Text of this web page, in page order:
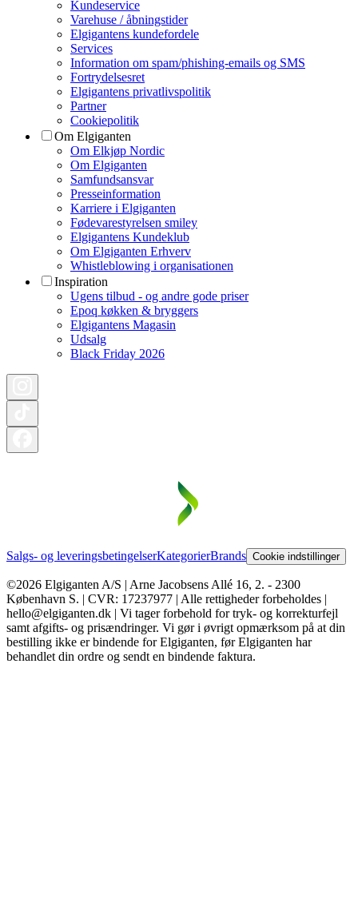
Kundeservice
Varehuse / åbningstider
Elgigantens kundefordele
Services
Information om spam/phishing-emails og SMS
Fortrydelsesret
Elgigantens privatlivspolitik
Partner
Cookiepolitik
Om Elgiganten
Om Elkjøp Nordic
Om Elgiganten
Samfundsansvar
Presseinformation
Karriere i Elgiganten
Fødevarestyrelsen smiley
Elgigantens Kundeklub
Om Elgiganten Erhverv
Whistleblowing i organisationen
Inspiration
Ugens tilbud - og andre gode priser
Epoq køkken & bryggers
Elgigantens Magasin
Udsalg
Black Friday 2026
Salgs- og leveringsbetingelserKategorierBrands Cookie indstillinger
©2026 Elgiganten A/S | Arne Jacobsens Allé 16, 2. - 2300
København S. | CVR: 17237977 | Alle rettigheder forbeholdes |
hello@elgiganten.dk | Vi tager forbehold for tryk- og korrekturfejl
samt afgifts- og prisændringer. Vi gør i øvrigt opmærksom på at din
bestilling ikke er bindende for Elgiganten, før Elgiganten har
behandlet din ordre og sendt en bindende faktura.